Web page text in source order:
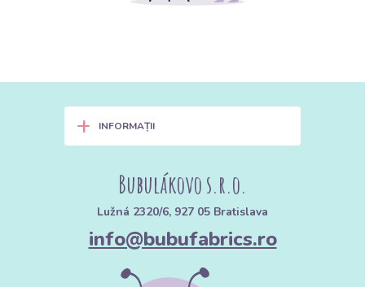
+ INFORMAȚII
Bubulákovo s.r.o.
Lužná 2320/6, 927 05 Bratislava
info@bubufabrics.ro